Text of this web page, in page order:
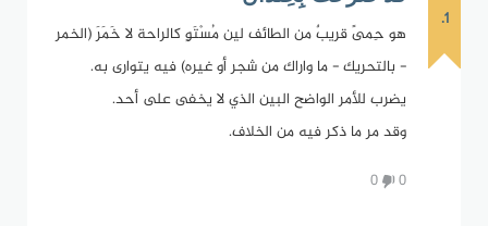
1.
هو حِمىً قريبٌ من الطائف لين مُسْتَوٍ كالراحة لا خَمَرَ (الخمر
- بالتحريك - ما واراك من شجر أو غيره) فيه يتوارى به.
يضرب للأمر الواضح البين الذي لا يخفى على أحد.
وقد مر ما ذكر فيه من الخلاف.
0
0